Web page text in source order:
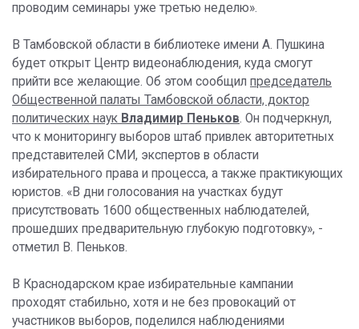
проводим семинары уже третью неделю».
В Тамбовской области в библиотеке имени А. Пушкина
будет открыт Центр видеонаблюдения, куда смогут
прийти все желающие. Об этом сообщил председатель
Общественной палаты Тамбовской области, доктор
политических наук Владимир Пеньков. Он подчеркнул,
что к мониторингу выборов штаб привлек авторитетных
представителей СМИ, экспертов в области
избирательного права и процесса, а также практикующих
юристов. «В дни голосования на участках будут
присутствовать 1600 общественных наблюдателей,
прошедших предварительную глубокую подготовку», -
отметил В. Пеньков.
В Краснодарском крае избирательные кампании
проходят стабильно, хотя и не без провокаций от
участников выборов, поделился наблюдениями